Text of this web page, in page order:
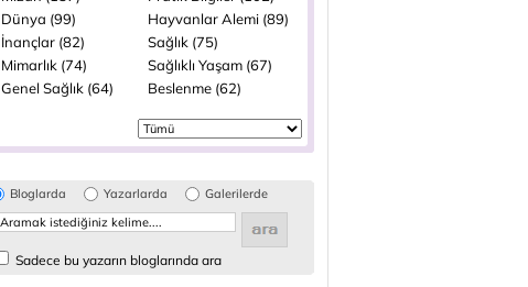
Dünya (99)
Hayvanlar Alemi (89)
İnançlar (82)
Sağlık (75)
Mimarlık (74)
Sağlıklı Yaşam (67)
Genel Sağlık (64)
Beslenme (62)
Bloglarda Yazarlarda Galerilerde
Sadece bu yazarın bloglarında ara